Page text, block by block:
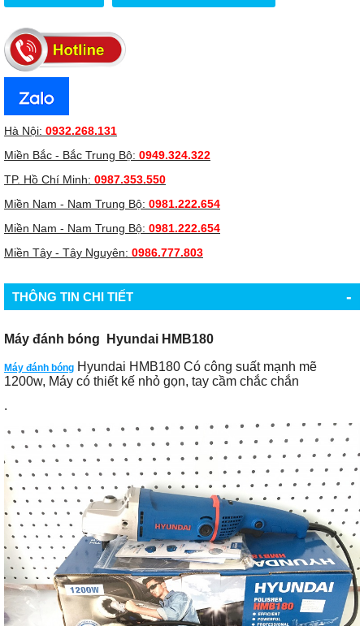
Hà Nội: 0932.268.131
Miền Bắc - Bắc Trung Bộ: 0949.324.322
TP. Hồ Chí Minh: 0987.353.550
Miền Nam - Nam Trung Bộ: 0981.222.654
Miền Nam - Nam Trung Bộ: 0981.222.654
Miền Tây - Tây Nguyên: 0986.777.803
THÔNG TIN CHI TIẾT -
Máy đánh bóng Hyundai HMB180
Máy đánh bóng Hyundai HMB180 Có công suất mạnh mẽ
1200w, Máy có thiết kế nhỏ gọn, tay cầm chắc chắn
.